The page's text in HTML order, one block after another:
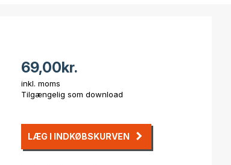
69,00kr.
inkl. moms
Tilgængelig som download
LÆG I INDKØBSKURVEN